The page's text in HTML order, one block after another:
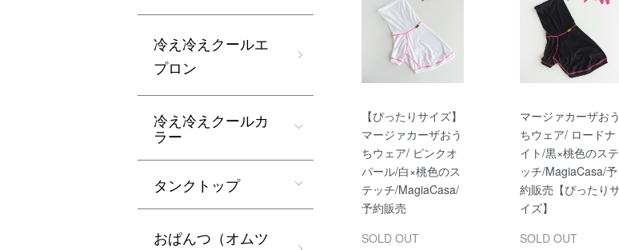
【ぴったりサイズ】
マージァカーザおう
ちウェア/ ピンクオ
パール/白×桃色のス
テッチ/MagiaCasa/
予約販売
SOLD OUT
マージァカーザおう
ちウェア/ ロードナ
イト/黒×桃色のステ
ッチ/MagiaCasa/予
約販売【ぴったり
イズ】
SOLD OUT
冷え冷えクールエ
プロン
冷え冷えクールカ
ラー
タンクトップ
おぱんつ（オムツ